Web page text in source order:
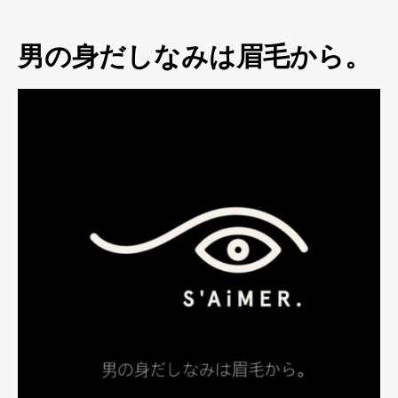
男の身だしなみは眉毛から。